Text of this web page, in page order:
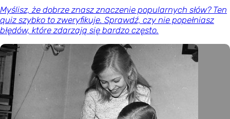
Myślisz, że dobrze znasz znaczenie popularnych słów? Ten
quiz szybko to zweryfikuje. Sprawdź, czy nie popełniasz
błędów, które zdarzają się bardzo często.